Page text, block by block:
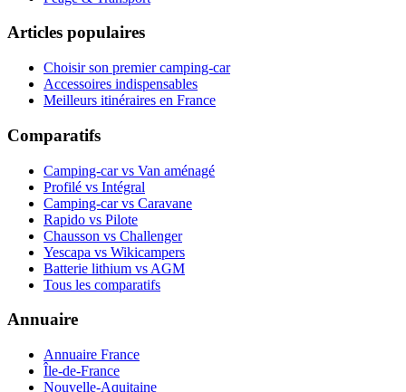
Articles populaires
Choisir son premier camping-car
Accessoires indispensables
Meilleurs itinéraires en France
Comparatifs
Camping-car vs Van aménagé
Profilé vs Intégral
Camping-car vs Caravane
Rapido vs Pilote
Chausson vs Challenger
Yescapa vs Wikicampers
Batterie lithium vs AGM
Tous les comparatifs
Annuaire
Annuaire France
Île-de-France
Nouvelle-Aquitaine